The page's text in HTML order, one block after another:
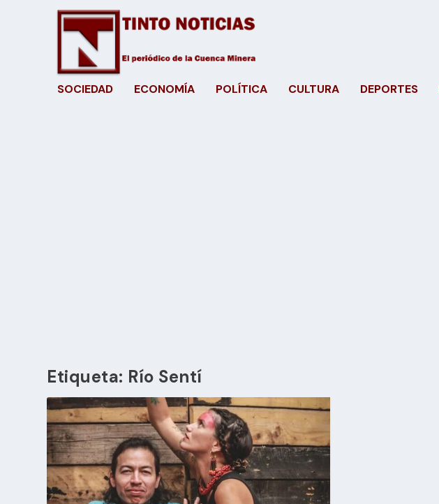
SOCIEDAD ECONOMÍA POLÍTICA CULTURA DEPORTES
Etiqueta: Río Sentí